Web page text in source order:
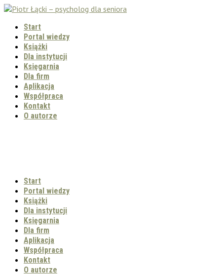
Start
Portal wiedzy
Książki
Dla instytucji
Księgarnia
Dla firm
Aplikacja
Współpraca
Kontakt
O autorze
Start
Portal wiedzy
Książki
Dla instytucji
Księgarnia
Dla firm
Aplikacja
Współpraca
Kontakt
O autorze